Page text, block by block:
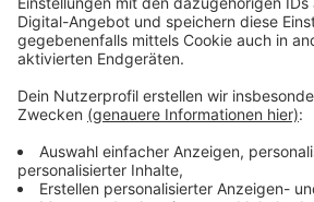
Anzeige
Wer etwas gesehen hat, kann sich